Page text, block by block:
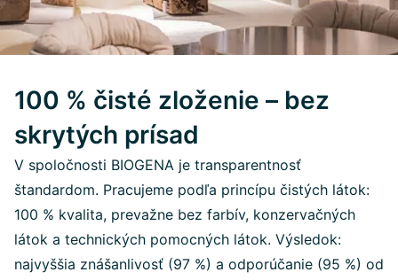
100 % čisté zloženie – bez
skrytých prísad
V spoločnosti BIOGENA je transparentnosť
štandardom. Pracujeme podľa princípu čistých látok:
100 % kvalita, prevažne bez farbív, konzervačných
látok a technických pomocných látok. Výsledok:
najvyššia znášanlivosť (97 %) a odporúčanie (95 %) od